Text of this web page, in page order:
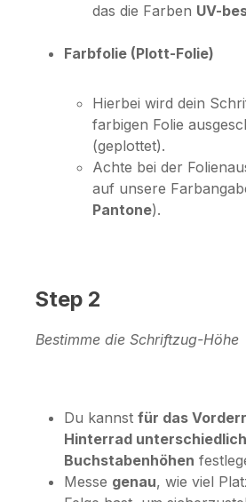
das die Farben UV-
Farbfolie (Plott-Folie)
Hierbei wird dein
farbigen Folie
(geplottet).
Achte bei der
auf unsere
Pantone).
Step 2
Bestimme die Schriftzug-Höhe
Du kannst für das
Hinterrad
Buchstabenhöhen
Messe genau, wie viel